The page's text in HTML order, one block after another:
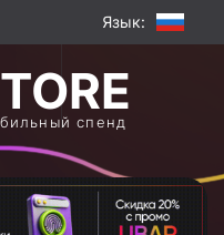
Язык:
спенд